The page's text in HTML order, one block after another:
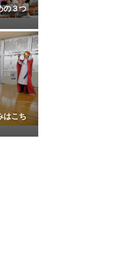
の３つ
はこち